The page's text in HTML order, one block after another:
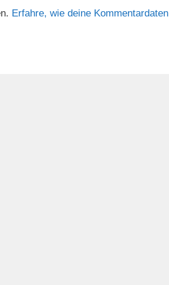
Erfahre, wie deine Kommentardaten